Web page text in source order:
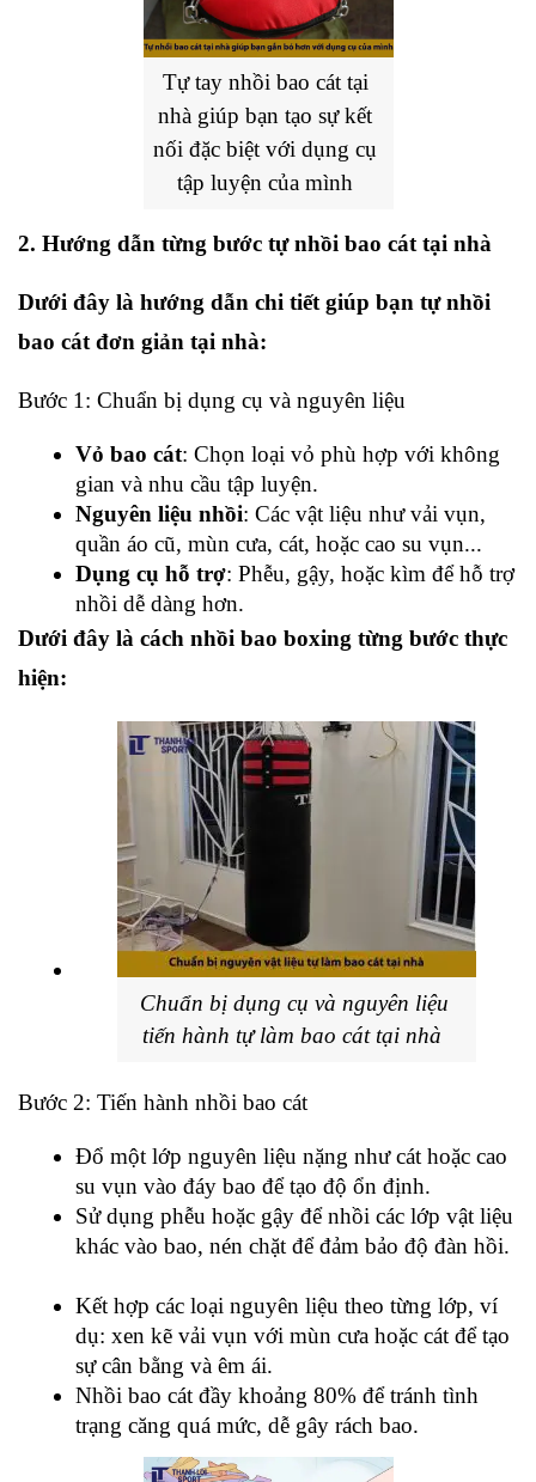
Tự tay nhồi bao cát tại
nhà giúp bạn tạo sự kết
nối đặc biệt với dụng cụ
tập luyện của mình
2. Hướng dẫn từng bước tự nhồi bao cát tại nhà
Dưới đây là hướng dẫn chi tiết giúp bạn tự nhồi
bao cát đơn giản tại nhà:
Bước 1: Chuẩn bị dụng cụ và nguyên liệu
Vỏ bao cát: Chọn loại vỏ phù hợp với không
gian và nhu cầu tập luyện.
Nguyên liệu nhồi: Các vật liệu như vải vụn,
quần áo cũ, mùn cưa, cát, hoặc cao su vụn...
Dụng cụ hỗ trợ: Phễu, gậy, hoặc kìm để hỗ trợ
nhồi dễ dàng hơn.
Dưới đây là cách nhồi bao boxing từng bước thực
hiện:
Chuẩn bị dụng cụ và nguyên liệu
tiến hành tự làm bao cát tại nhà
Bước 2: Tiến hành nhồi bao cát
Đổ một lớp nguyên liệu nặng như cát hoặc cao
su vụn vào đáy bao để tạo độ ổn định.
Sử dụng phễu hoặc gậy để nhồi các lớp vật liệu
khác vào bao, nén chặt để đảm bảo độ đàn hồi.
Kết hợp các loại nguyên liệu theo từng lớp, ví
dụ: xen kẽ vải vụn với mùn cưa hoặc cát để tạo
sự cân bằng và êm ái.
Nhồi bao cát đầy khoảng 80% để tránh tình
trạng căng quá mức, dễ gây rách bao.